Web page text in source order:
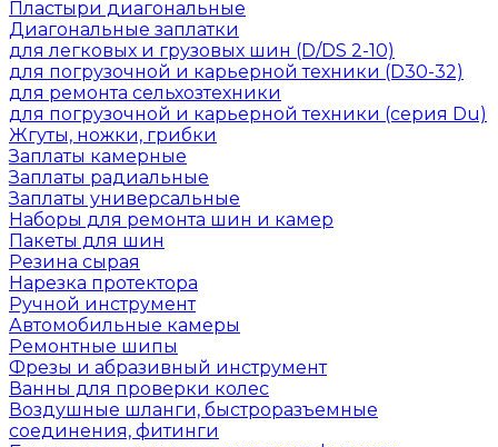
Пластыри диагональные
Диагональные заплатки
для легковых и грузовых шин (D/DS 2-10)
для погрузочной и карьерной техники (D30-32)
для ремонта сельхозтехники
для погрузочной и карьерной техники (серия Du)
Жгуты, ножки, грибки
Заплаты камерные
Заплаты радиальные
Заплаты универсальные
Наборы для ремонта шин и камер
Пакеты для шин
Резина сырая
Нарезка протектора
Ручной инструмент
Автомобильные камеры
Ремонтные шипы
Фрезы и абразивный инструмент
Ванны для проверки колес
Воздушные шланги, быстроразъемные
соединения, фитинги